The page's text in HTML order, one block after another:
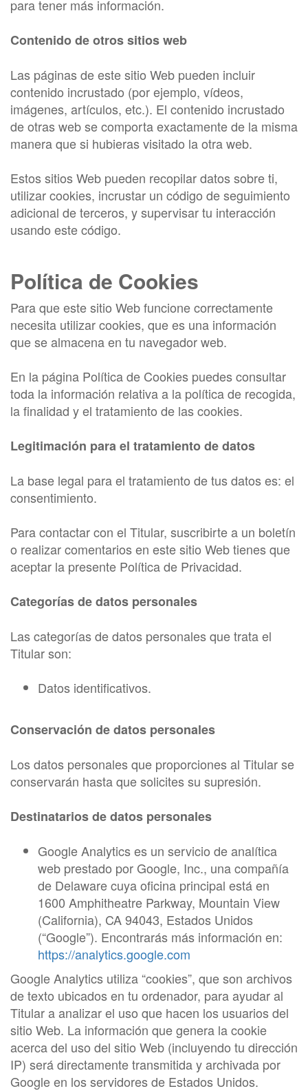
para tener más información.
Contenido de otros sitios web
Las páginas de este sitio Web pueden incluir
contenido incrustado (por ejemplo, vídeos,
imágenes, artículos, etc.). El contenido incrustado
de otras web se comporta exactamente de la misma
manera que si hubieras visitado la otra web.
Estos sitios Web pueden recopilar datos sobre ti,
utilizar cookies, incrustar un código de seguimiento
adicional de terceros, y supervisar tu interacción
usando este código.
Política de Cookies
Para que este sitio Web funcione correctamente
necesita utilizar cookies, que es una información
que se almacena en tu navegador web.
En la página Política de Cookies puedes consultar
toda la información relativa a la política de recogida,
la finalidad y el tratamiento de las cookies.
Legitimación para el tratamiento de datos
La base legal para el tratamiento de tus datos es: el
consentimiento.
Para contactar con el Titular, suscribirte a un boletín
o realizar comentarios en este sitio Web tienes que
aceptar la presente Política de Privacidad.
Categorías de datos personales
Las categorías de datos personales que trata el
Titular son:
Datos identificativos.
Conservación de datos personales
Los datos personales que proporciones al Titular se
conservarán hasta que solicites su supresión.
Destinatarios de datos personales
Google Analytics es un servicio de analítica
web prestado por Google, Inc., una compañía
de Delaware cuya oficina principal está en
1600 Amphitheatre Parkway, Mountain View
(California), CA 94043, Estados Unidos
(“Google”). Encontrarás más información en:
https://analytics.google.com
Google Analytics utiliza “cookies”, que son archivos
de texto ubicados en tu ordenador, para ayudar al
Titular a analizar el uso que hacen los usuarios del
sitio Web. La información que genera la cookie
acerca del uso del sitio Web (incluyendo tu dirección
IP) será directamente transmitida y archivada por
Google en los servidores de Estados Unidos.